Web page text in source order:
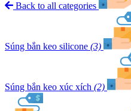
Back to all categories
Súng bắn keo silicone (3)
Súng bắn keo xúc xích (2)